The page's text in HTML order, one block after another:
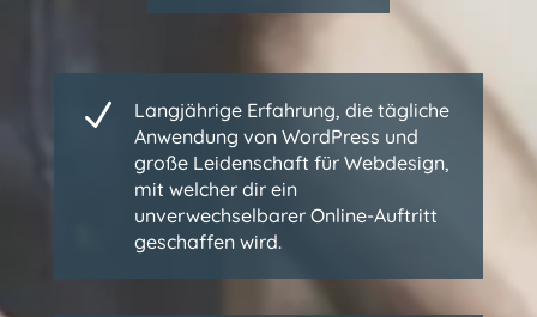
N
Langjährige Erfahrung, die tägliche
Anwendung von WordPress und
große Leidenschaft für Webdesign,
mit welcher dir ein
unverwechselbarer Online-Auftritt
geschaffen wird.